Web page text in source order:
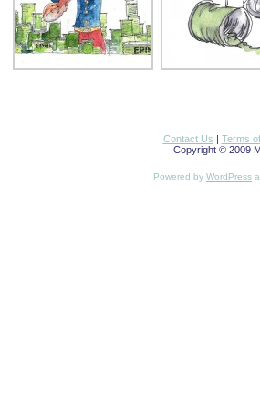
Contact Us
Terms
Copyright © 2009
Powered by WordPress